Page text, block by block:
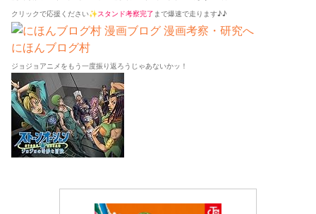
クリックで応援ください✨スタンド考察完了 まで爆速で走ります♪♪
にほんブログ村
ジョジョアニメをもう一度振り返ろうじゃあないかッ！